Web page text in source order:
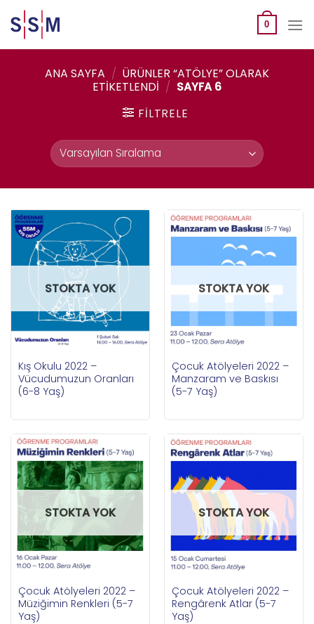
to
content
0
ANA SAYFA / ÜRÜNLER “ATÖLYE” OLARAK
ETIKETLENDI / SAYFA 6
FILTRELE
STOKTA YOK
Kış Okulu 2022 –
Vücudumuzun Oranları
(6-8 Yaş)
STOKTA YOK
Çocuk Atölyeleri 2022 –
Manzaram ve Baskısı
(5-7 Yaş)
STOKTA YOK
Çocuk Atölyeleri 2022 –
Müziğimin Renkleri (5-7
Yaş)
STOKTA YOK
Çocuk Atölyeleri 2022 –
Rengârenk Atlar (5-7
Yaş)